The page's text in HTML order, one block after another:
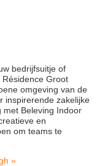
bedrijfsuitje of
Groot
omgeving van de
inspirerende zakelijke
met Beleving Indoor
en
om teams te
»